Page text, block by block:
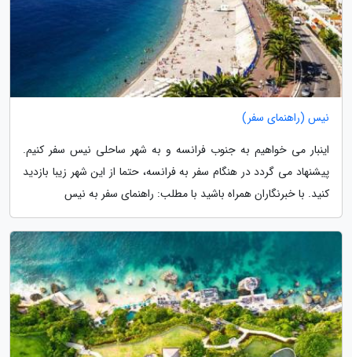
نیس (راهنمای سفر)
اینبار می خواهیم به جنوب فرانسه و به شهر ساحلی نیس سفر کنیم.
پیشنهاد می گردد در هنگام سفر به فرانسه، حتما از این شهر زیبا بازدید
کنید. با خبرنگاران همراه باشید با مطلب: راهنمای سفر به نیس